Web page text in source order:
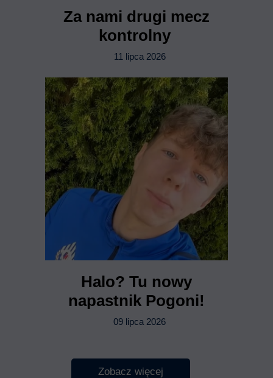
Za nami drugi mecz
kontrolny
11 lipca 2026
Halo? Tu nowy
napastnik Pogoni!
09 lipca 2026
Zobacz więcej